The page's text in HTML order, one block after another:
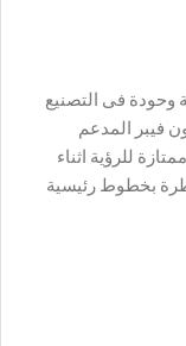
وحودة فى التصنيع
فيبر المدعم
مساحة ممتازة للرؤية اثناء
بخطوط رئيسية